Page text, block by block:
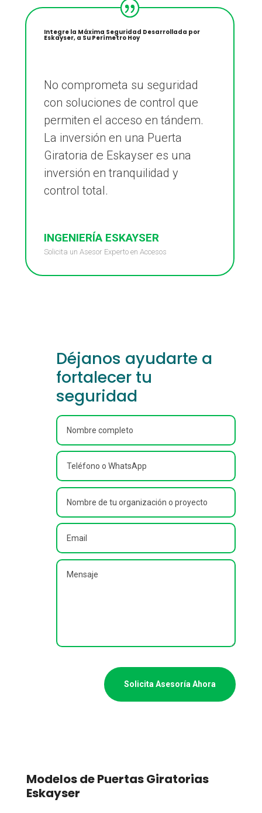
Integre la Máxima Seguridad Desarrollada por
Eskayser, a Su Perímetro Hoy
No comprometa su seguridad
con soluciones de control que
permiten el acceso en tándem.
La inversión en una Puerta
Giratoria de Eskayser es una
inversión en tranquilidad y
control total.
INGENIERÍA ESKAYSER
Solicita un Asesor Experto en Accesos
Déjanos ayudarte a
fortalecer tu
seguridad
Solicita Asesoría Ahora
Modelos de Puertas Giratorias
Eskayser